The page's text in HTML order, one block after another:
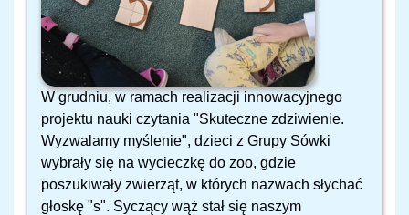
W grudniu, w ramach realizacji innowacyjnego
projektu nauki czytania "Skuteczne zdziwienie.
Wyzwalamy myślenie", dzieci z Grupy Sówki
wybrały się na wycieczkę do zoo, gdzie
poszukiwały zwierząt, w których nazwach słychać
głoskę "s". Syczący wąż stał się naszym